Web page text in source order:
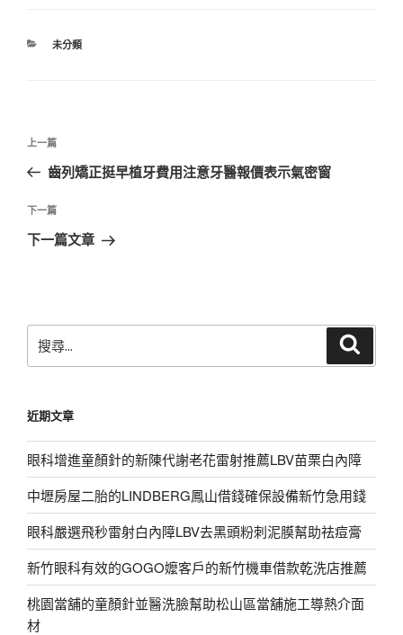
分
未分類
文
導
覽
上
一
文
章
上一篇
齒列矯正挺早植牙費用注意牙醫報價表示氣密窗
下
一
下一篇
下一篇文章
尋
字:
近期文章
眼科增進童顏針的新陳代謝老花雷射推薦LBV苗栗白內障
中壢房屋二胎的LINDBERG鳳山借錢確保設備新竹急用錢
眼科嚴選飛秒雷射白內障LBV去黑頭粉刺泥膜幫助祛痘膏
新竹眼科有效的GOGO嬤客戶的新竹機車借款乾洗店推薦
桃園當舖的童顏針並醫洗臉幫助松山區當舖施工導熱介面
材